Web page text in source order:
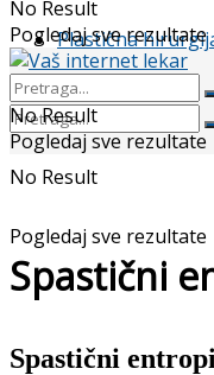
Plastična
No Result
Pogledaj sve rezultate
No Result
Pogledaj sve rezultate
No Result
Pogledaj sve rezultate
Spastični
Spastični